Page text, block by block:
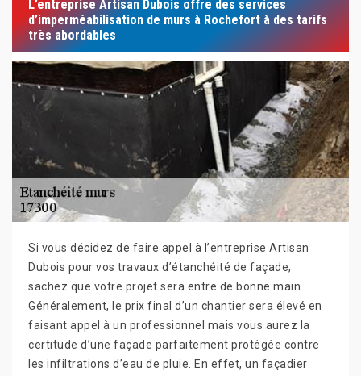
L’entreprise Artisan Dubois offre des services
d’imperméabilisation de murs à Rochefort à des tarifs
très abordables
Si vous décidez de faire appel à l’entreprise Artisan
Dubois pour vos travaux d’étanchéité de façade,
sachez que votre projet sera entre de bonne main.
Généralement, le prix final d’un chantier sera élevé en
faisant appel à un professionnel mais vous aurez la
certitude d’une façade parfaitement protégée contre
les infiltrations d’eau de pluie. En effet, un façadier